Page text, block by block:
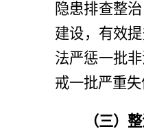
隐患排查整
建设，有效
法严惩一批
戒一批严重
（三）